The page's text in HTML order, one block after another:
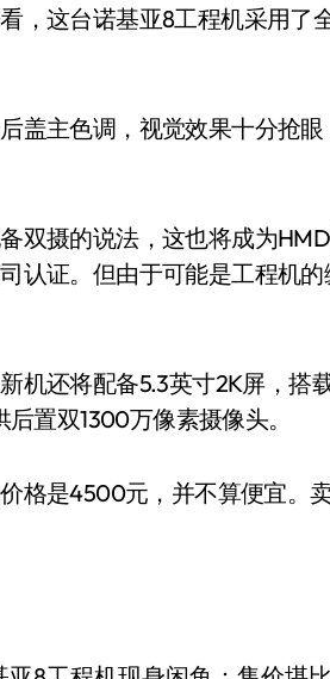
，这台诺基亚8工程机采用了
盖主色调，视觉效果十分抢
双摄的说法，这也将成为
认证。但由于可能是工程机
机还将配备5.3英寸2K屏，搭
置双1300万像素摄像头。
格是4500元，并不算便宜。